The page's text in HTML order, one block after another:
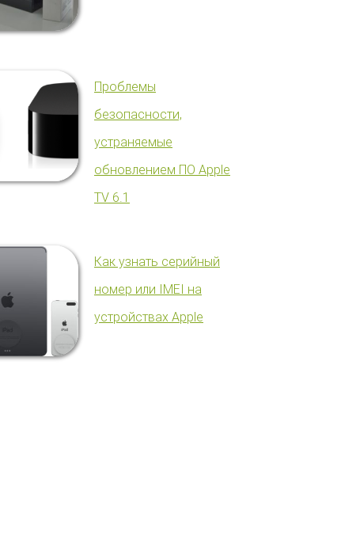
Проблемы
безопасности,
устраняемые
обновлением ПО Apple
TV 6.1
Как узнать серийный
номер или IMEI на
устройствах Apple